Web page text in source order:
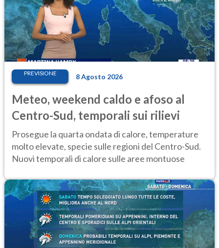
PREVISIONE 8 Agosto 2026
Meteo, weekend caldo e afoso al
Centro-Sud, temporali sui rilievi
Prosegue la quarta ondata di calore, temperature
molto elevate, specie sulle regioni del Centro-Sud.
Nuovi temporali di calore sulle aree montuose